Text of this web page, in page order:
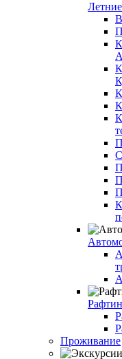
Летние
Проживание